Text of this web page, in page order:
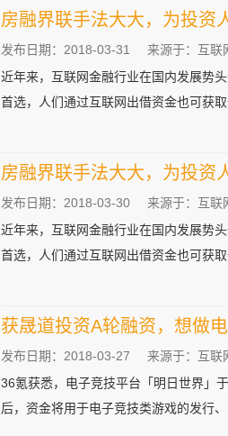
房融界联手法大大，为投资
发布日期：2018-03-31
来源于：互联
近年来，互联网金融行业在国内发展势
首选，人们通过互联网出借资金也可获取
房融界联手法大大，为投资
发布日期：2018-03-30
来源于：互联
近年来，互联网金融行业在国内发展势
首选，人们通过互联网出借资金也可获取
获晟道投资A轮融资，想做
发布日期：2018-03-27
来源于：互联
36氪获悉，电子竞技平台「明日世界」
后，资金将用于电子竞技类游戏的发行、